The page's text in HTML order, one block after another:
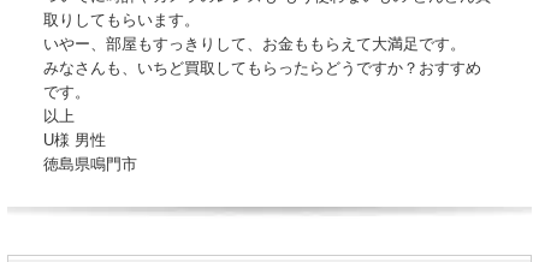
取りしてもらいます。
いやー、部屋もすっきりして、お金ももらえて大満足です。
みなさんも、いちど買取してもらったらどうですか？おすすめ
です。
以上
U様 男性
徳島県鳴門市